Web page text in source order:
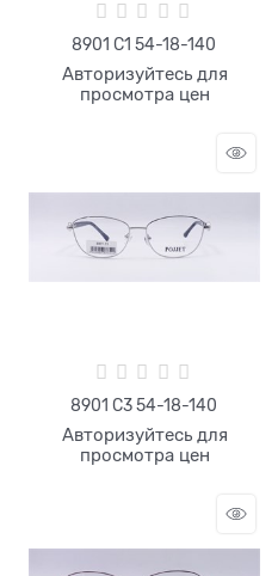
8901 C1 54-18-140
Авторизуйтесь для
просмотра цен
8901 C3 54-18-140
Авторизуйтесь для
просмотра цен